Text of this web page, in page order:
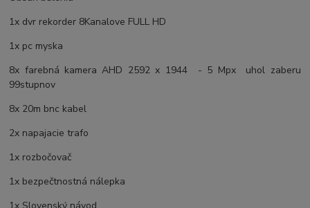
1x dvr rekorder 8Kanalove FULL HD
1x pc myska
8x farebná kamera AHD 2592 x 1944 - 5 Mpxuhol zaberu
99stupnov
8x 20m bnc kabel
2x napajacie trafo
1x rozbočovač
1x bezpečtnostná nálepka